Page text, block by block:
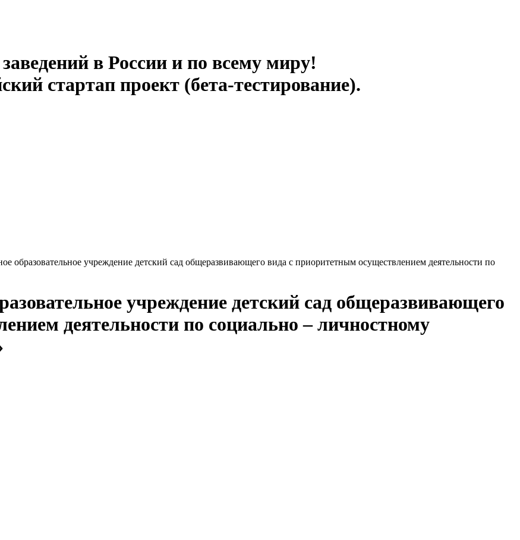
в России и по всему миру!
стартап проект (бета-тестирование).
образовательное учреждение детский сад общеразвивающего вида с приоритетным осуществлением деятельности по
учреждение детский сад общеразвивающего
деятельности по социально – личностному